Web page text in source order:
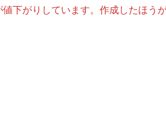
下がりしています。作成したほう